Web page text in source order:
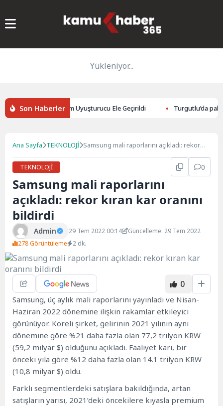
Yükleniyor...
Son Haberler
62 Kilo 900 Gram Uyuşturucu Ele Geçirildi Turgutlu’da palet
Ana Sayfa TEKNOLOJİ Samsung mali raporlarını açıkladı: rekor
TEKNOLOJİ
0
Samsung mali raporlarını
açıkladı: rekor kıran kar oranını
bildirdi
Admin 29 Tem 2022 00:14
Güncelleme: 29 Tem 2022
278 Görüntüleme
2 dk.
0
Samsung, üç aylık mali raporlarını yayınladı ve Nisan-
Haziran 2022 dönemine ilişkin rakamlar etkileyici
görünüyor. Koreli şirket, gelirinin 2021 yılının aynı
dönemine göre %21 daha fazla olan 77,2 trilyon KRW
(59,2 milyar $) olduğunu açıkladı. Faaliyet karı, bir
önceki yıla göre %12 daha fazla olan 14.1 trilyon KRW
(10,8 milyar $) oldu.
Farklı segmentlerdeki satışlara bakıldığında, artan
satışların yarısı, 2021’deki öncekilere kıyasla premium